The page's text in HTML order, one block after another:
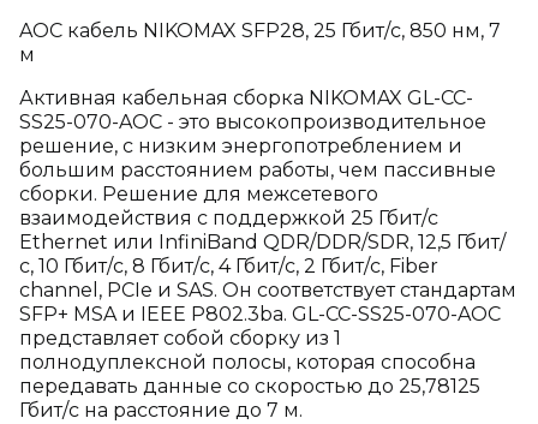
AOC кабель NIKOMAX SFP28, 25 Гбит/с, 850 нм, 7
м
Активная кабельная сборка NIKOMAX GL-CC-
SS25-070-AOC - это высокопроизводительное
решение, с низким энергопотреблением и
большим расстоянием работы, чем пассивные
сборки. Решение для межсетевого
взаимодействия с поддержкой 25 Гбит/с
Ethernet или InfiniBand QDR/DDR/SDR, 12,5 Гбит/
с, 10 Гбит/с, 8 Гбит/с, 4 Гбит/с, 2 Гбит/с, Fiber
channel, PCIe и SAS. Он соответствует стандартам
SFP+ MSA и IEEE P802.3ba. GL-CC-SS25-070-AOC
представляет собой сборку из 1
полнодуплексной полосы, которая способна
передавать данные со скоростью до 25,78125
Гбит/с на расстояние до 7 м.